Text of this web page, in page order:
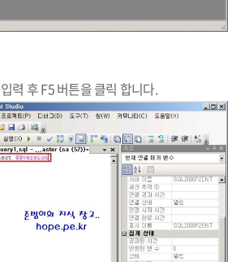
력 후 F5 버튼을 클릭 합니다.